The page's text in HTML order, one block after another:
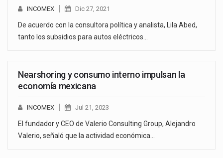
INCOMEX Dic 27, 2021
De acuerdo con la consultora política y analista, Lila Abed,
tanto los subsidios para autos eléctricos…
Nearshoring y consumo interno impulsan la
economía mexicana
INCOMEX Jul 21, 2023
El fundador y CEO de Valerio Consulting Group, Alejandro
Valerio, señaló que la actividad económica…